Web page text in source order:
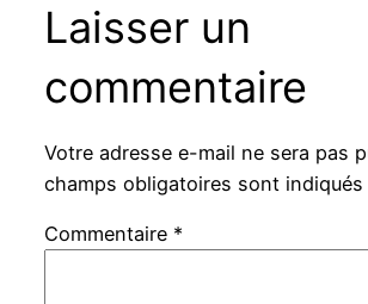
Laisser un
commentaire
Votre adresse e-mail ne sera pas
champs obligatoires sont indiqués
Commentaire *